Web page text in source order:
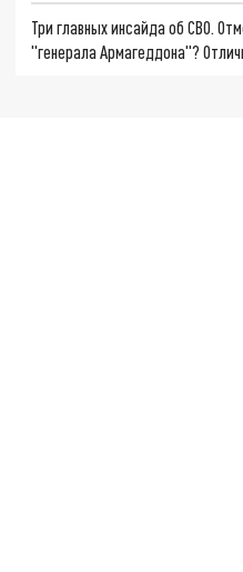
Три главных инсайда об СВО.
"генерала Армагеддона"?